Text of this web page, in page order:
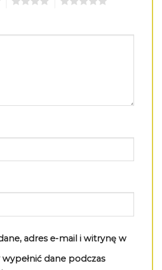
adres e-mail i witrynę w
dane podczas